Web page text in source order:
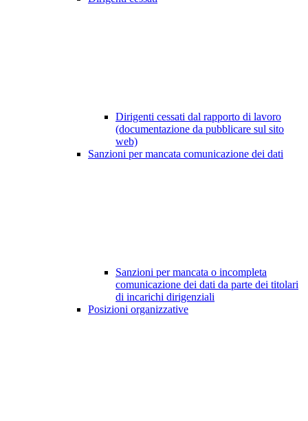
Dirigenti cessati dal rapporto di lavoro
(documentazione da pubblicare sul sito
web)
Sanzioni per mancata comunicazione dei dati
Sanzioni per mancata o incompleta
comunicazione dei dati da parte dei titolari
di incarichi dirigenziali
Posizioni organizzative